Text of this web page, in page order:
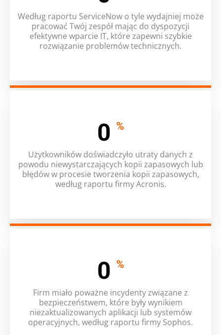
Według raportu ServiceNow o tyle wydajniej może
pracować Twój zespół mając do dyspozycji
efektywne wparcie IT, które zapewni szybkie
rozwiązanie problemów technicznych.
0 %
Użytkowników doświadczyło utraty danych z
powodu niewystarczających kopii zapasowych lub
błędów w procesie tworzenia kopii zapasowych,
według raportu firmy Acronis.
0 %
Firm miało poważne incydenty związane z
bezpieczeństwem, które były wynikiem
niezaktualizowanych aplikacji lub systemów
operacyjnych, według raportu firmy Sophos.